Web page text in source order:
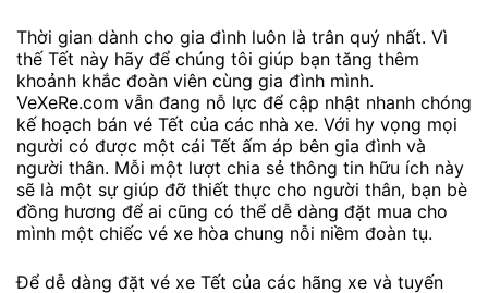
Thời gian dành cho gia đình luôn là trân quý nhất. Vì
thế Tết này hãy để chúng tôi giúp bạn tăng thêm
khoảnh khắc đoàn viên cùng gia đình mình.
VeXeRe.com vẫn đang nỗ lực để cập nhật nhanh chóng
kế hoạch bán vé Tết của các nhà xe. Với hy vọng mọi
người có được một cái Tết ấm áp bên gia đình và
người thân. Mỗi một lượt chia sẻ thông tin hữu ích này
sẽ là một sự giúp đỡ thiết thực cho người thân, bạn bè
đồng hương để ai cũng có thể dễ dàng đặt mua cho
mình một chiếc vé xe hòa chung nỗi niềm đoàn tụ.
Để dễ dàng đặt vé xe Tết của các hãng xe và tuyến